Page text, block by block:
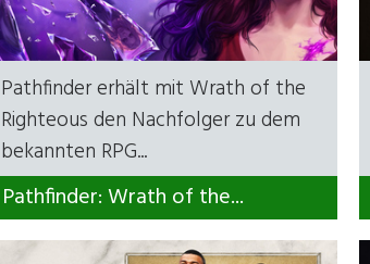
Pathfinder erhält mit Wrath of the
Righteous den Nachfolger zu dem
bekannten RPG...
Pathfinder: Wrath of the...